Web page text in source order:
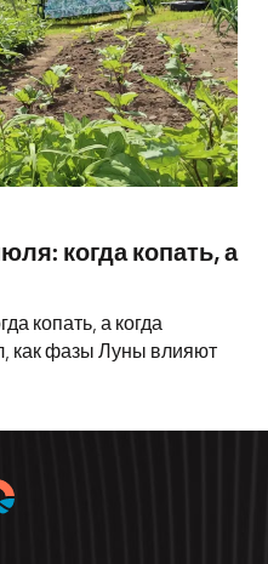
когда копать, а
копать, а когда
как фазы Луны влияют